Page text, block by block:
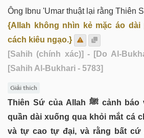
{Allah không nhìn kẻ mặc áo
cách kiêu ngạo.}
[Sahih (chính xác)] - [Do Al-
[Sahih Al-Bukhari - 5783]
Giải thích
Thiên Sứ của Allah ﷺ cảnh báo về việc để áo hoặc
quần dài xuống qua khỏi mắt cá
và tự cao tự đại, và rằng bất cứ